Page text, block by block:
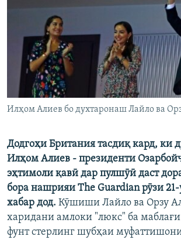
Русский
ПАЙГИРӢ КУНЕД
Илҳом Алиев бо духтаронаш Лайло ва
Додгоҳи Британия тасдиқ кард, ки
Илҳом Алиев - президенти
эҳтимоли қавӣ дар пулшӯӣ даст
бора нашрияи The Guardian рӯзи
хабар дод. Кӯшиши Лайло ва Орзу
харидани амлоки "люкс" ба
фунт стерлинг шубҳаи